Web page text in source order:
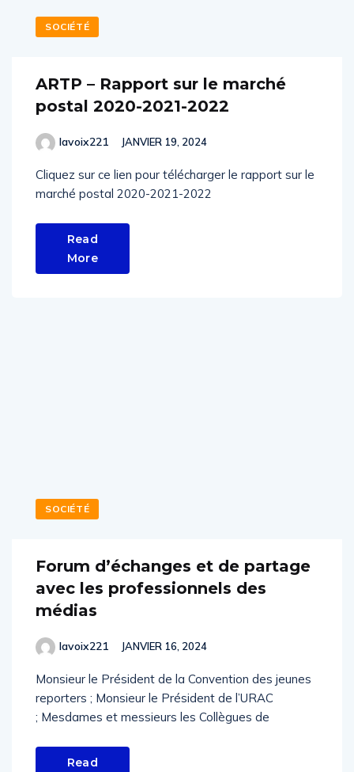
SOCIÉTÉ
ARTP – Rapport sur le marché
postal 2020-2021-2022
lavoix221 JANVIER 19, 2024
Cliquez sur ce lien pour télécharger le rapport sur le
marché postal 2020-2021-2022
Read
More
SOCIÉTÉ
Forum d’échanges et de partage
avec les professionnels des
médias
lavoix221 JANVIER 16, 2024
Monsieur le Président de la Convention des jeunes
reporters ; Monsieur le Président de l’URAC
; Mesdames et messieurs les Collègues de
Read